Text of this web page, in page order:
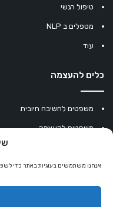
אנחנו משתמשים בעוגיות באתר כדי
טיפול רגשי
מטפלים ב NLP
עוד
כלים להעצמה
משפטים לחשיבה חיובית
משפטים להעצמה
מחשבון נומרולוגיה
קריסטלים למזלות